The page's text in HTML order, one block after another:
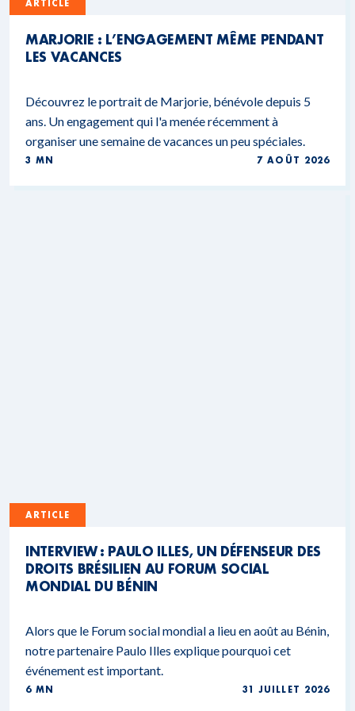
ARTICLE
MARJORIE : L’ENGAGEMENT MÊME PENDANT
LES VACANCES
Découvrez le portrait de Marjorie, bénévole depuis 5
ans. Un engagement qui l'a menée récemment à
organiser une semaine de vacances un peu spéciales.
3 MN 7 AOÛT 2026
ARTICLE
INTERVIEW : PAULO ILLES, UN DÉFENSEUR DES
DROITS BRÉSILIEN AU FORUM SOCIAL
MONDIAL DU BÉNIN
Alors que le Forum social mondial a lieu en août au Bénin,
notre partenaire Paulo Illes explique pourquoi cet
événement est important.
6 MN 31 JUILLET 2026